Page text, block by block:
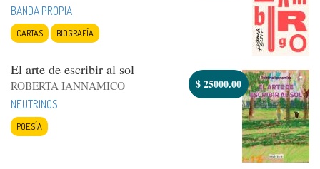
BANDA PROPIA
CARTAS BIOGRAFÍA
El arte de escribir al sol
ROBERTA IANNAMICO
NEUTRINOS
POESÍA
$25000.00